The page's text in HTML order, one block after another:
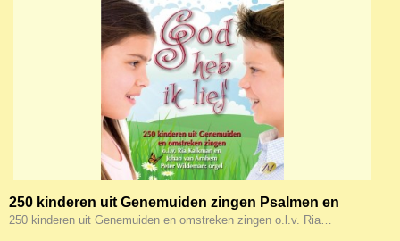
250 kinderen uit Genemuiden zingen Psalmen en
Gezangen - God heb ik lief!
250 kinderen uit Genemuiden en omstreken zingen o.l.v. Ria…